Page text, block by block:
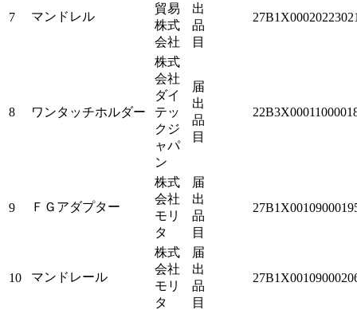
7 マンドレル
貿易
株式
会社
出
品
目
8 ワンタッチホルダー
株式
会社
ダイ
テッ
クジ
ャパ
ン
届
出
品
目
9 ＦＧアダプター
株式
会社
モリ
タ
届
出
品
目
10 マンドレール
株式
会社
モリ
タ
届
出
品
目